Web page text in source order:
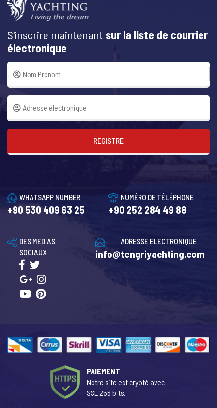
S'inscrire maintenant sur la liste de courrier
électronique
REGISTRE
WHATSAPP NUMBER
+90 530 409 63 25
NUMÉRO DE TÉLÉPHONE
+90 252 284 49 88
ADRESSE ÉLECTRONIQUE
info@tengriyachting.com
DES MÉDIAS
SOCIAUX
PAIEMENT
Notre site est crypté avec
SSL 256 bits.